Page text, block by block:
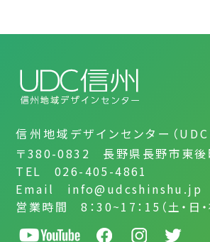
信州地域デザインセンター（UDC
〒380-0832 長野県長野市東後
TEL 026-405-4861
Email info@udcshinshu.jp
営業時間 8：30~17：15（土・日・